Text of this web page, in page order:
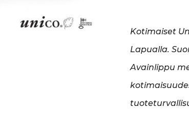
Kotimaiset
Lapualla.
Avainlippu